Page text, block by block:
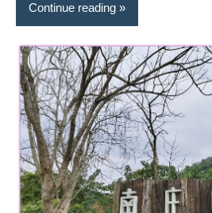
Continue reading